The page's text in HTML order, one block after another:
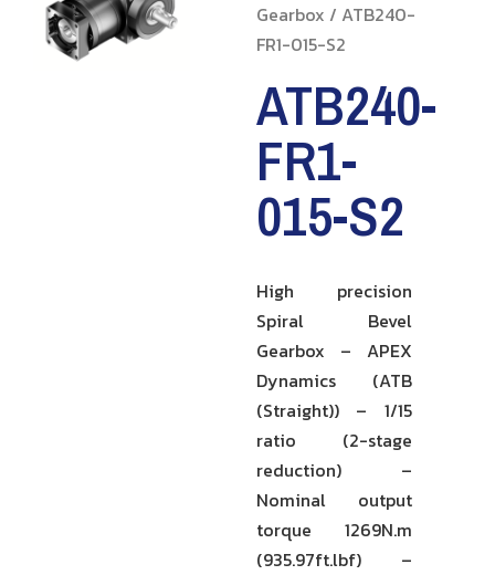
Gearbox / ATB240-
FR1-015-S2
ATB240-
FR1-
015-S2
High precision
Spiral Bevel
Gearbox – APEX
Dynamics (ATB
(Straight)) – 1/15
ratio (2-stage
reduction) –
Nominal output
torque 1269N.m
(935.97ft.lbf) –